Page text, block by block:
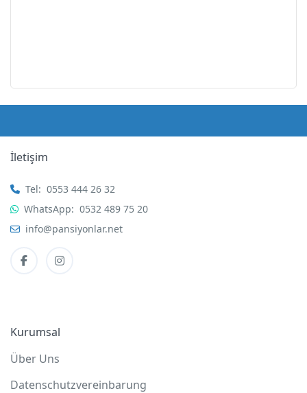
İletişim
Tel: 0553 444 26 32
WhatsApp: 0532 489 75 20
info@pansiyonlar.net
Kurumsal
Über Uns
Datenschutzvereinbarung